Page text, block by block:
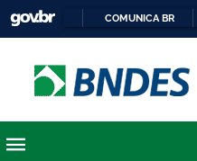
COMUNICA BR